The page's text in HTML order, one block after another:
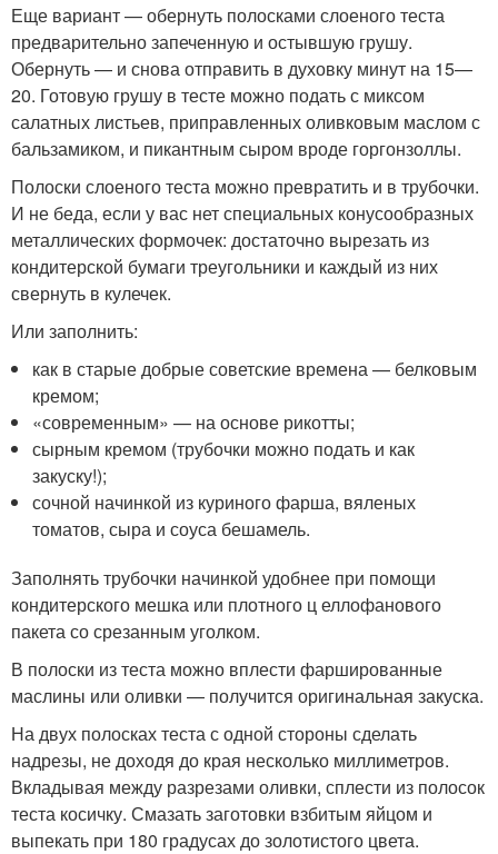
Еще вариант — обернуть полосками слоеного теста
предварительно запеченную и остывшую грушу.
Обернуть — и снова отправить в духовку минут на 15—
20. Готовую грушу в тесте можно подать с миксом
салатных листьев, приправленных оливковым маслом с
бальзамиком, и пикантным сыром вроде горгонзоллы.
Полоски слоеного теста можно превратить и в трубочки.
И не беда, если у вас нет специальных конусообразных
металлических формочек: достаточно вырезать из
кондитерской бумаги треугольники и каждый из них
свернуть в кулечек.
Или заполнить:
как в старые добрые советские времена — белковым
кремом;
«современным» — на основе рикотты;
сырным кремом (трубочки можно подать и как
закуску!);
сочной начинкой из куриного фарша, вяленых
томатов, сыра и соуса бешамель.
Заполнять трубочки начинкой удобнее при помощи
кондитерского мешка или плотного ц еллофанового
пакета со срезанным уголком.
В полоски из теста можно вплести фаршированные
маслины или оливки — получится оригинальная закуска.
На двух полосках теста с одной стороны сделать
надрезы, не доходя до края несколько миллиметров.
Вкладывая между разрезами оливки, сплести из полосок
теста косичку. Смазать заготовки взбитым яйцом и
выпекать при 180 градусах до золотистого цвета.